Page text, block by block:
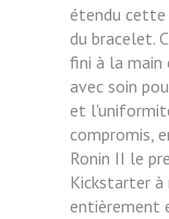
étendu cette
du bracelet.
fini à la main
avec soin
et
compromis,
Ronin II le
Kickstarter
entièrement